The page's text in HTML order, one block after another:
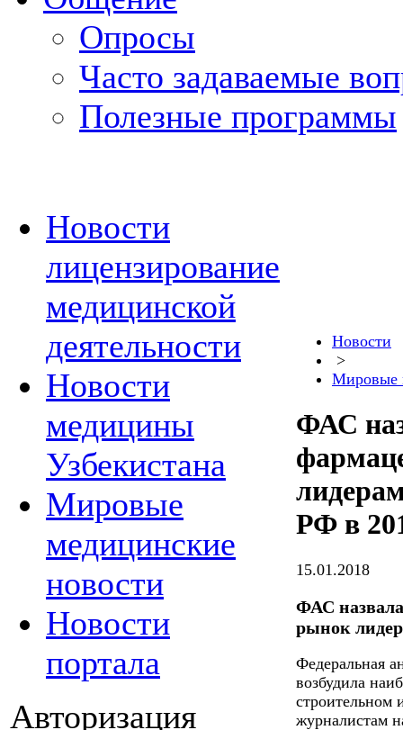
Опросы
Часто задаваемые
Полезные программы
Новости
лицензирование
медицинской
деятельности
Новости
медицины
Узбекистана
Мировые
медицинские
новости
Новости
портала
Авторизация
Новости
>
Мировые
ФАС
РФ в
15.01.2018
ФАС
рынок
Федеральная
возбудила
строительном
журналистам